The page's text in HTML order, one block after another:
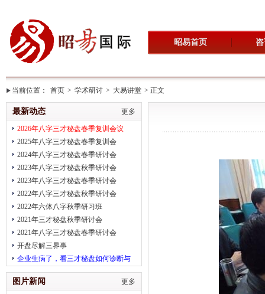
昭易首页
当前位置： 首页 > 学术研讨 > 大易讲堂 > 正文
更多
最新动态
2026年八字三才秘盘春季复训会议
2025年八字三才秘盘春季复训会
2024年八字三才秘盘春季研讨会
2023年八字三才秘盘秋季研讨会
2023年八字三才秘盘春季研讨会
2022年八字三才秘盘秋季研讨会
2022年六体八字秋季研习班
2021年三才秘盘秋季研讨会
2021年八字三才秘盘春季研讨会
开盘尽解三界事
企业生病了，看三才秘盘如何诊断与
治疗
更多
图片新闻